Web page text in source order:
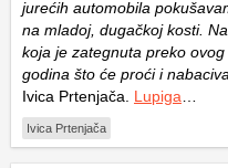
jurećih automobila
na mladoj, dugačkoj kosti.
koja je zategnuta preko
godina što će proći i
Ivica Prtenjača. Lupiga
Ivica Prtenjača